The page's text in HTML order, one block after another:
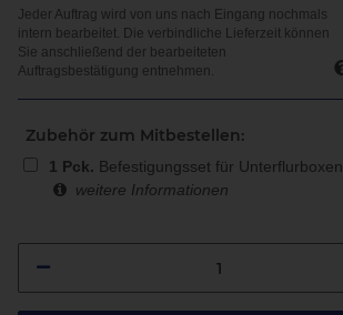
Zubehör zum Mitbestellen:
1 Pck. Befestigungsset für Unterflurboxen
weitere Informationen